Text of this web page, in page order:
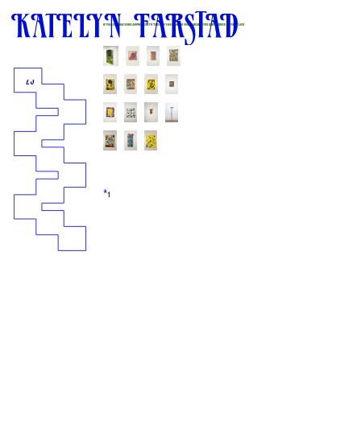
25
*1